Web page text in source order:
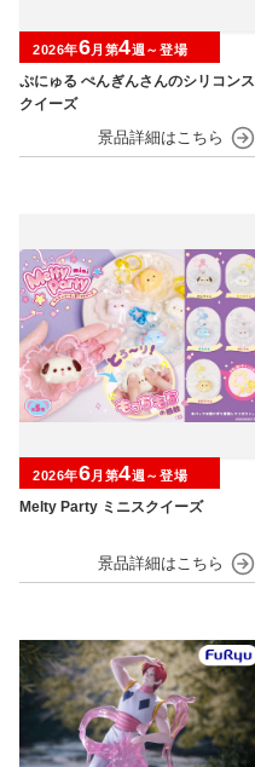
ぷにゅる ぺんぎんさんのシリコンス
クイーズ
2026年6月第4週～登場
Melty Party ミニスクイーズ
2026年6月第4週～登場